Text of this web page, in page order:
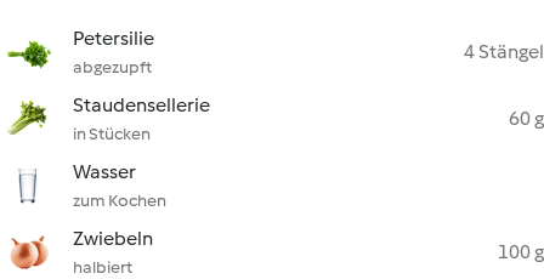
Petersilie
abgezupft
4 Stängel
Staudensellerie
in Stücken
60 g
Wasser
zum Kochen
Zwiebeln
halbiert
100 g